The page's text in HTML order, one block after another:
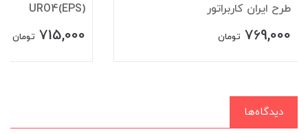
طرح ايران کاربراتور
769,000 تومان
URO4(EPS)
715,000 تومان
دیدگاه‌ها